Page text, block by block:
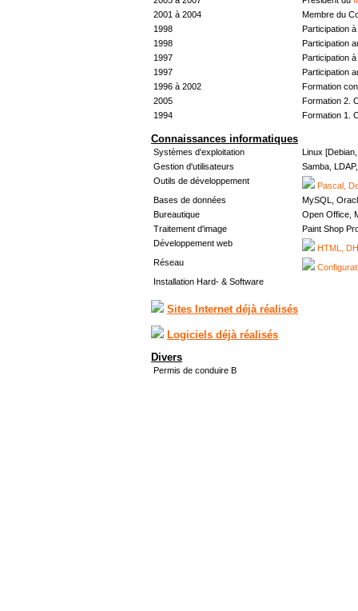
2001 à 2004
Membre du
1998
Participation à
1998
Participation
1997
Participation à
1997
Participation
1996 à 2002
Formation
2005
Formation 2.
1994
Formation 1.
Connaissances informatiques
Systèmes d'exploitation
Linux
Gestion d'utilisateurs
Samba,
Outils de développement
Pascal,
Bases de données
MySQL,
Bureautique
Open Office,
Traitement d'image
Paint Shop
Développement web
HTML,
Réseau
Installation Hard- & Software
Sites Internet déjà réalisés
Logiciels déjà réalisés
Divers
Permis de conduire B